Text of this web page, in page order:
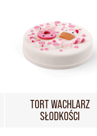
TORT WACHLARZ
SŁODKOŚCI